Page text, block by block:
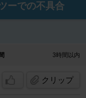
での不具合
3時間以内
クリップ